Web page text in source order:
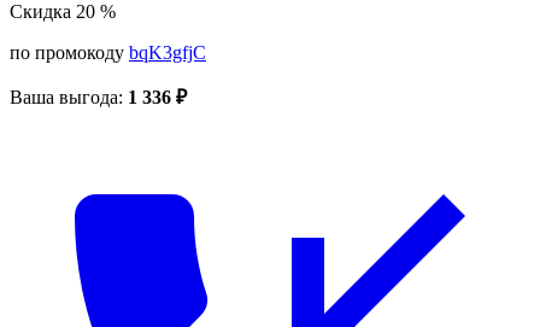
Скидка 20 %
по промокоду bqK3gfjC
Ваша выгода: 1 336 ₽